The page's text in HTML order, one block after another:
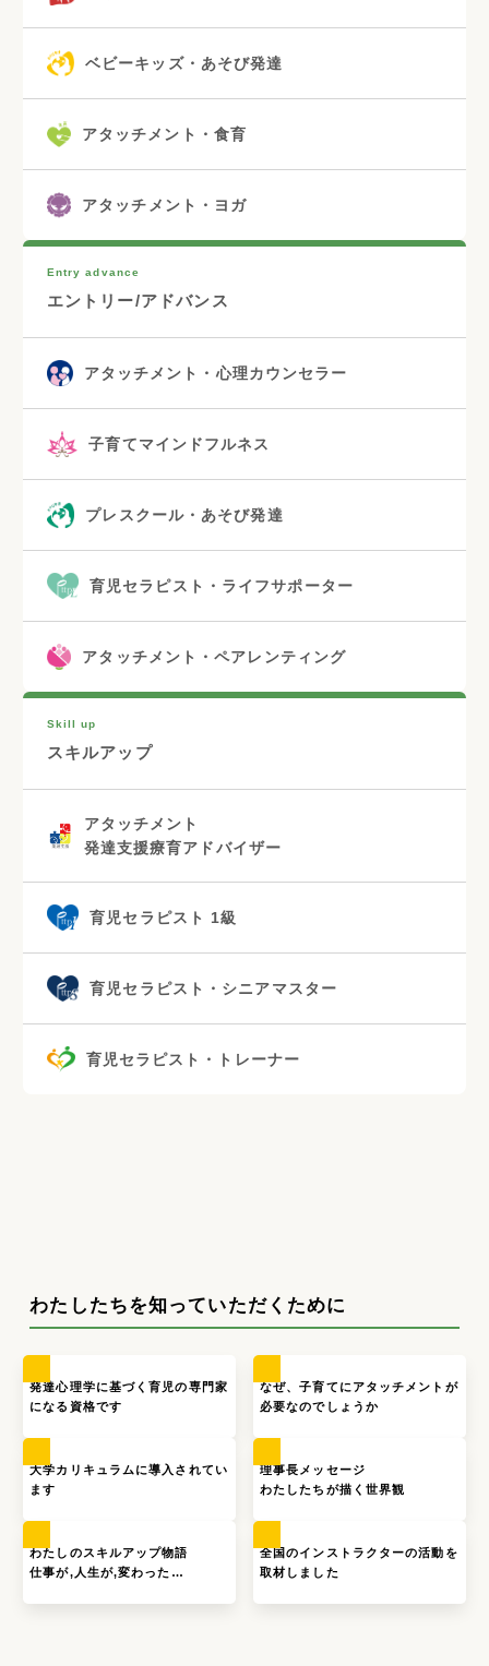
ベビーキッズ・あそび発達
アタッチメント・食育
アタッチメント・ヨガ
Entry advance
エントリー/アドバンス
アタッチメント・心理カウンセラー
子育てマインドフルネス
プレスクール・あそび発達
育児セラピスト・ライフサポーター
アタッチメント・ペアレンティング
Skill up
スキルアップ
アタッチメント
発達支援療育アドバイザー
育児セラピスト 1級
育児セラピスト・シニアマスター
育児セラピスト・トレーナー
わたしたちを知っていただくために
発達心理学に基づく育児の専門家
になる資格です
なぜ、子育てにアタッチメントが
必要なのでしょうか
大学カリキュラムに導入されてい
ます
理事長メッセージ
わたしたちが描く世界観
わたしのスキルアップ物語
仕事が,人生が,変わった…
全国のインストラクターの活動を
取材しました